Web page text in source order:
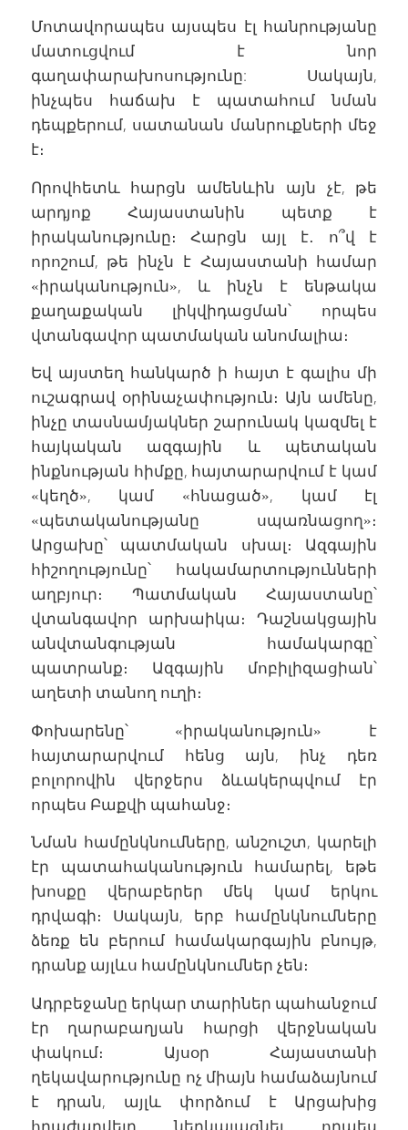
Մոտավորապես այսպես էլ հանրությանը
մատուցվում է նոր
գաղափարախոսությունը: Սակայն,
ինչպես հաճախ է պատահում նման
դեպքերում, սատանան մանրուքների մեջ
է։
Որովհետև հարցն ամենևին այն չէ, թե
արդյոք Հայաստանին պետք է
իրականությունը։ Հարցն այլ է․ ո՞վ է
որոշում, թե ինչն է Հայաստանի համար
«իրականություն», և ինչն է ենթակա
քաղաքական լիկվիդացման՝ որպես
վտանգավոր պատմական անոմալիա։
Եվ այստեղ հանկարծ ի հայտ է գալիս մի
ուշագրավ օրինաչափություն։ Այն ամենը,
ինչը տասնամյակներ շարունակ կազմել է
հայկական ազգային և պետական
ինքնության հիմքը, հայտարարվում է կամ
«կեղծ», կամ «հնացած», կամ էլ
«պետականությանը սպառնացող»։
Արցախը՝ պատմական սխալ։ Ազգային
հիշողությունը՝ հակամարտությունների
աղբյուր։ Պատմական Հայաստանը՝
վտանգավոր արխաիկա։ Դաշնակցային
անվտանգության համակարգը՝
պատրանք։ Ազգային մոբիլիզացիան՝
աղետի տանող ուղի։
Փոխարենը՝ «իրականություն» է
հայտարարվում հենց այն, ինչ դեռ
բոլորովին վերջերս ձևակերպվում էր
որպես Բաքվի պահանջ։
Նման համընկնումները, անշուշտ, կարելի
էր պատահականություն համարել, եթե
խոսքը վերաբերեր մեկ կամ երկու
դրվագի։ Սակայն, երբ համընկնումները
ձեռք են բերում համակարգային բնույթ,
դրանք այլևս համընկնումներ չեն։
Ադրբեջանը երկար տարիներ պահանջում
էր ղարաբաղյան հարցի վերջնական
փակում։ Այսօր Հայաստանի
ղեկավարությունը ոչ միայն համաձայնում
է դրան, այլև փորձում է Արցախից
հրաժարվելը ներկայացնել որպես